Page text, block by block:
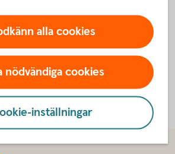
för cookies
alla cookies
nödvändiga cookies
inställningar